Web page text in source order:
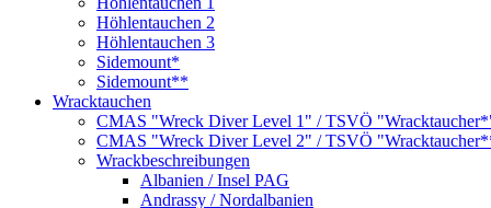
Höhlentauchen 2
Höhlentauchen 3
Sidemount*
Sidemount**
Wracktauchen
CMAS "Wreck Diver Level 1" / TSVÖ
CMAS "Wreck Diver Level 2" / TSVÖ
Wrackbeschreibungen
Albanien / Insel PAG
Andrassy / Nordalbanien